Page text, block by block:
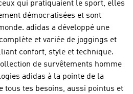
qui pratiquaient le sport, elles
démocratisées et sont
adidas a développé une
et variée de joggings et
confort, style et technique.
de survêtements homme
adidas à la pointe de la
tous tes besoins, aussi pointus et